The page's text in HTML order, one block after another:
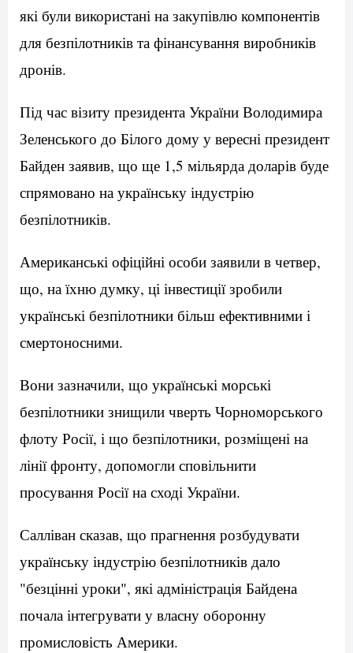
які були використані на закупівлю компонентів
для безпілотників та фінансування виробників
дронів.
Під час візиту президента України Володимира
Зеленського до Білого дому у вересні президент
Байден заявив, що ще 1,5 мільярда доларів буде
спрямовано на українську індустрію
безпілотників.
Американські офіційні особи заявили в четвер,
що, на їхню думку, ці інвестиції зробили
українські безпілотники більш ефективними і
смертоносними.
Вони зазначили, що українські морські
безпілотники знищили чверть Чорноморського
флоту Росії, і що безпілотники, розміщені на
лінії фронту, допомогли сповільнити
просування Росії на сході України.
Салліван сказав, що прагнення розбудувати
українську індустрію безпілотників дало
"безцінні уроки", які адміністрація Байдена
почала інтегрувати у власну оборонну
промисловість Америки.